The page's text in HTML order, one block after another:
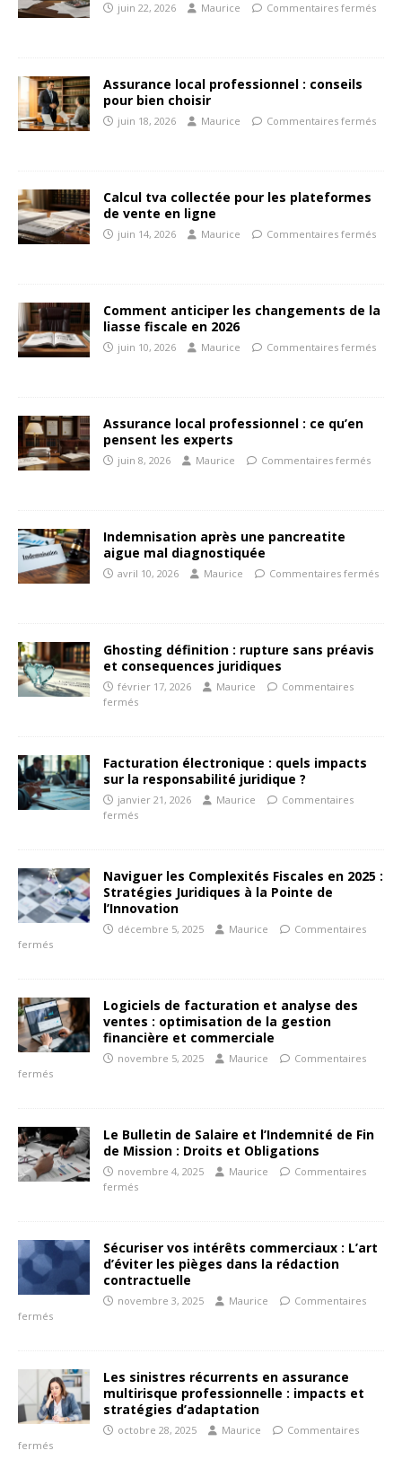
juin 22, 2026 Maurice Commentaires fermés
Assurance local professionnel : conseils
pour bien choisir
juin 18, 2026 Maurice Commentaires fermés
Calcul tva collectée pour les plateformes
de vente en ligne
juin 14, 2026 Maurice Commentaires fermés
Comment anticiper les changements de la
liasse fiscale en 2026
juin 10, 2026 Maurice Commentaires fermés
Assurance local professionnel : ce qu’en
pensent les experts
juin 8, 2026 Maurice Commentaires fermés
Indemnisation après une pancreatite
aigue mal diagnostiquée
avril 10, 2026 Maurice Commentaires fermés
Ghosting définition : rupture sans préavis
et consequences juridiques
février 17, 2026 Maurice
Commentaires
fermés
Facturation électronique : quels impacts
sur la responsabilité juridique ?
janvier 21, 2026 Maurice
Commentaires
fermés
Naviguer les Complexités Fiscales en 2025 :
Stratégies Juridiques à la Pointe de
l’Innovation
décembre 5, 2025 Maurice
Commentaires
fermés
Logiciels de facturation et analyse des
ventes : optimisation de la gestion
financière et commerciale
novembre 5, 2025 Maurice
Commentaires
fermés
Le Bulletin de Salaire et l’Indemnité de Fin
de Mission : Droits et Obligations
novembre 4, 2025 Maurice
Commentaires
fermés
Sécuriser vos intérêts commerciaux : L’art
d’éviter les pièges dans la rédaction
contractuelle
novembre 3, 2025 Maurice
Commentaires
fermés
Les sinistres récurrents en assurance
multirisque professionnelle : impacts et
stratégies d’adaptation
octobre 28, 2025 Maurice
Commentaires
fermés